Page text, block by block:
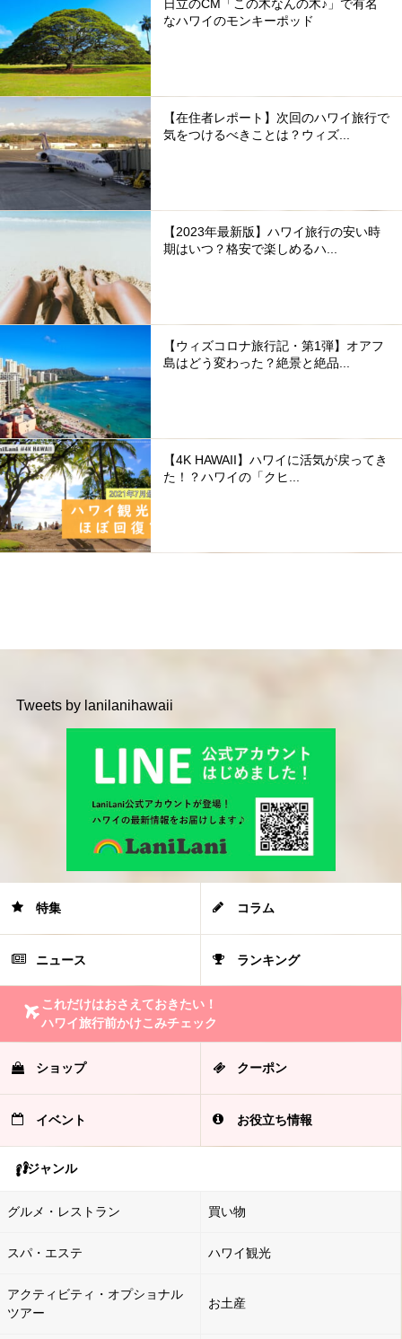
日立のCM「この木なんの木♪」で有名
なハワイのモンキーポッド
【在住者レポート】次回のハワイ旅行で
気をつけるべきことは？ウィズ...
【2023年最新版】ハワイ旅行の安い時
期はいつ？格安で楽しめるハ...
【ウィズコロナ旅行記・第1弾】オアフ
島はどう変わった？絶景と絶品...
【4K HAWAII】ハワイに活気が戻ってき
た！？ハワイの「クヒ...
Tweets by lanilanihawaii
特集 コラム
ニュース ランキング
これだけはおさえておきたい！
ハワイ旅行前かけこみチェック
ショップ クーポン
イベント お役立ち情報
ジャンル
グルメ・レストラン 買い物
スパ・エステ ハワイ観光
アクティビティ・オプショナル
ツアー
お土産